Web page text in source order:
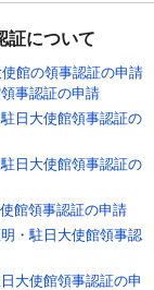
証について
館の領事認証の申請
事認証の申請
日大使館領事認証の
日大使館領事認証の
館領事認証の申請
・駐日大使館領事認
大使館領事認証の申